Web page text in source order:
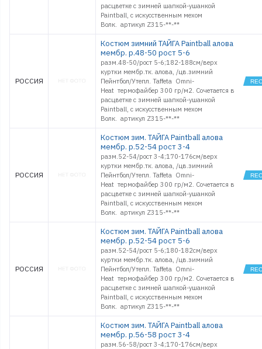
расцветке с зимней шапкой-ушанкой
Paintball, с искусственным мехом
Волк. артикул Z315-**-**
РОССИЯ
Костюм зимний ТАЙГА Paintball алова
мембр. р.48-50 рост 5-6
разм.48-50/рост 5-6;182-188см/верх
куртки мембр.тк. алова, /цв.зимний
Пейнтбол/Утепл. Taffeta Omni-
Heat термофайбер 300 гр/м2. Сочетается в
расцветке с зимней шапкой-ушанкой
Paintball, с искусственным мехом
Волк. артикул Z315-**-**
РОССИЯ
Костюм зим. ТАЙГА Paintball алова
мембр. р.52-54 рост 3-4
разм.52-54/рост 3-4;170-176см/верх
куртки мембр.тк. алова, /цв.зимний
Пейнтбол/Утепл. Taffeta Omni-
Heat термофайбер 300 гр/м2. Сочетается в
расцветке с зимней шапкой-ушанкой
Paintball, с искусственным мехом
Волк. артикул Z315-**-**
РОССИЯ
Костюм зим. ТАЙГА Paintball алова
мембр. р.52-54 рост 5-6
разм.52-54/рост 5-6;180-182см/верх
куртки мембр.тк. алова, /цв.зимний
Пейнтбол/Утепл. Taffeta Omni-
Heat термофайбер 300 гр/м2. Сочетается в
расцветке с зимней шапкой-ушанкой
Paintball, с искусственным мехом
Волк. артикул Z315-**-**
Костюм зим. ТАЙГА Paintball алова
мембр. р.56-58 рост 3-4
разм.56-58/рост 3-4;170-176см/верх